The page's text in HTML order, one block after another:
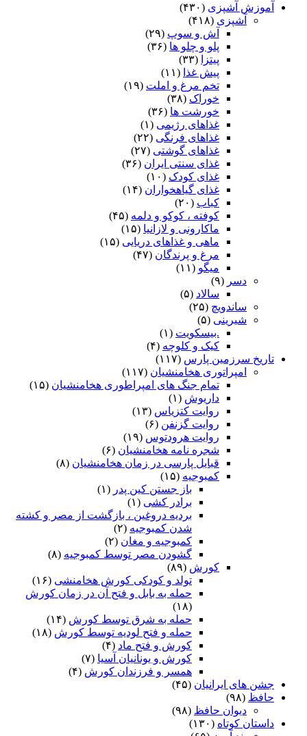
آموزش آشپزی (۴۳۰)
آشپزی (۴۱۸)
آش و سوپ (۲۹)
پلو و چلو ها (۳۶)
پیتزا
(۳۳)
پیش غذا (۱۱)
تخم مرغ و املت (۱۹)
خوراک (۳۸)
خورشت ها (۳۶)
غذاهای رژیمی (۱)
غذاهای فرنگی (۲۲)
غذاهای گوشتی (۲۷)
غذای سنتی ایران (۳۶)
غذای کودک (۱۰)
غذای گیاهخواران (۱۴)
کباب (۲۰)
کوفته ، کوکو و دلمه (۴۵)
ماکارونی و لازانیا (۱۵)
ماهی و غذاهای دریایی (۱۵)
مرغ و پرندگان (۴۷)
میگو (۱۱)
دسر (۹)
سالاد (۵)
ساندویچ (۲۵)
شیرینی (۵)
.بیسکویت (۱)
کیک و کلوچه (۴)
تاریخ سرزمین پارس (۱۱۷)
امپراتوری هخامنشیان (۱۱۷)
تمام جنگ های امپراطوری هخامنشیان (۱۵)
داریوش (۱)
روایت کتزیاس (۱۳)
روایت گزنفن (۶)
روایت هرودتوس (۱۹)
شجره نامه هخامنشیان (۶)
قبایل پارسی در زمان هخامنشیان (۸)
کمبوجیه (۱۵)
باز جستن کین پدر (۱)
برادر کشی (۱)
بردیه دروغین ، بازگشت از مصر و کشته
شدن کمبوجیه (۲)
کمبوجیه و مغان (۲)
گشودن مصر توسط کمبوجیه (۸)
کورش (۸۹)
تولد و کودکی کورش هخامنشی (۱۶)
حمله به بابل و فتح آن در زمان کورش
(۱۸)
حمله به شرق توسط کورش (۱۴)
حمله و فتح لودیه توسط کورش (۱۸)
کورش و فتح ماد (۴)
کورش و یونانیان آسیا (۷)
همسر و فرزندان کورش (۴)
جشن های ایرانیان (۴۵)
حافظ (۹۸)
دیوان حافظ (۹۸)
داستان کوتاه (۱۳۰)